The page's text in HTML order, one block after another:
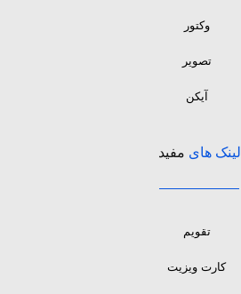
وکتور
تصویر
آیکن
لینک های مفید
تقویم
کارت ویزیت